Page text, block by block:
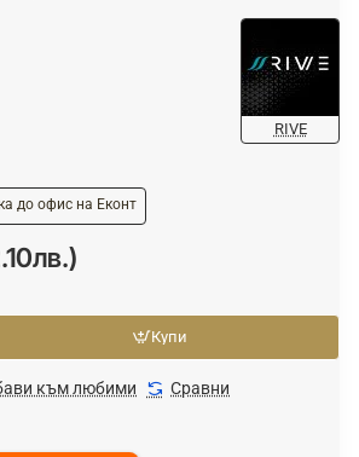
RIVE
до офис на Еконт
Купи
към любими Сравни